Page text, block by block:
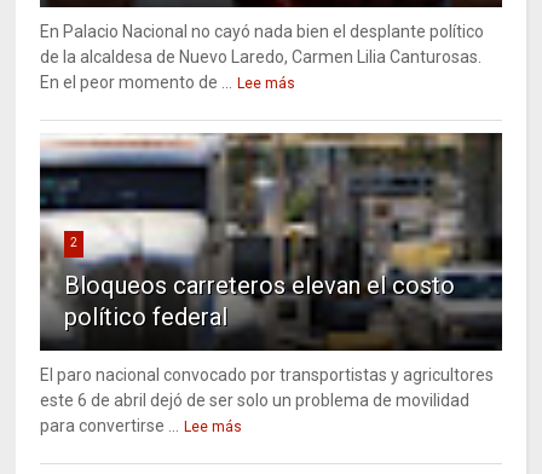
En Palacio Nacional no cayó nada bien el desplante político
de la alcaldesa de Nuevo Laredo, Carmen Lilia Canturosas.
En el peor momento de ... Lee más
2
Bloqueos carreteros elevan el costo
político federal
El paro nacional convocado por transportistas y agricultores
este 6 de abril dejó de ser solo un problema de movilidad
para convertirse ... Lee más